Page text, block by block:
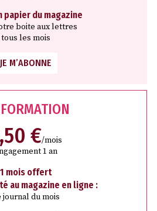
papier du magazine
boite aux lettres
tous les mois
JE M’ABONNE
€/mois
1 an
1 mois offert
au magazine en ligne :
journal du mois